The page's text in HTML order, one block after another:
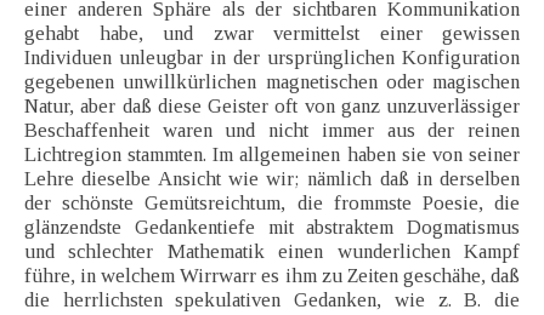
einer anderen Sphäre als der sichtbaren Kommunikation
gehabt habe, und zwar vermittelst einer gewissen
Individuen unleugbar in der ursprünglichen Konfiguration
gegebenen unwillkürlichen magnetischen oder magischen
Natur, aber daß diese Geister oft von ganz unzuverlässiger
Beschaffenheit waren und nicht immer aus der reinen
Lichtregion stammten. Im allgemeinen haben sie von seiner
Lehre dieselbe Ansicht wie wir; nämlich daß in derselben
der schönste Gemütsreichtum, die frommste Poesie, die
glänzendste Gedankentiefe mit abstraktem Dogmatismus
und schlechter Mathematik einen wunderlichen Kampf
führe, in welchem Wirrwarr es ihm zu Zeiten geschähe, daß
die herrlichsten spekulativen Gedanken, wie z. B. die